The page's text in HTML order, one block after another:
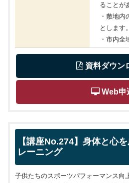
ることが
・敷地内
とします。
・市内全
資料ダウン
Web申
【講座No.274】身体と心
レーニング
子供たちのスポーツパフォーマンス向